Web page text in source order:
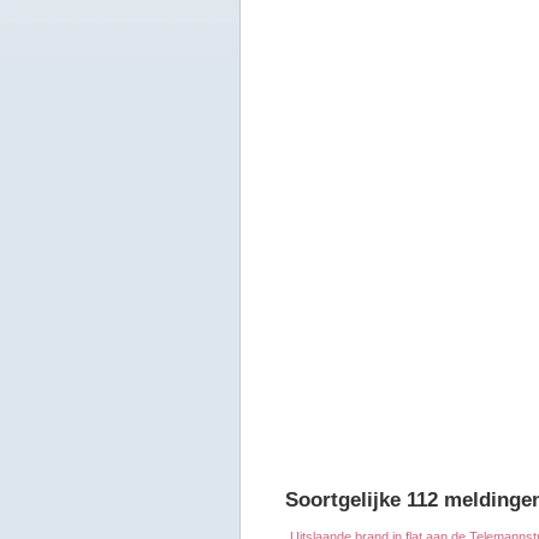
Soortgelijke 112